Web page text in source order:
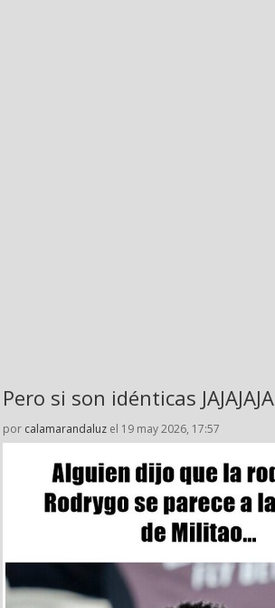
Pero si son idénticas JAJAJAJA
por calamarandaluz el 19 may 2026, 17:57